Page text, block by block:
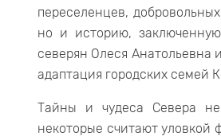
переселенцев,
но и историю,
северян Олеся
адаптация городских семей
Тайны и чудеса Севера
некоторые считают уловкой